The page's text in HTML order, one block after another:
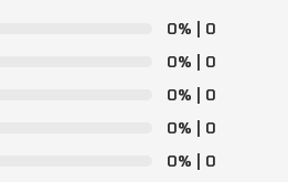
0% | 0
0% | 0
0% | 0
0% | 0
0% | 0